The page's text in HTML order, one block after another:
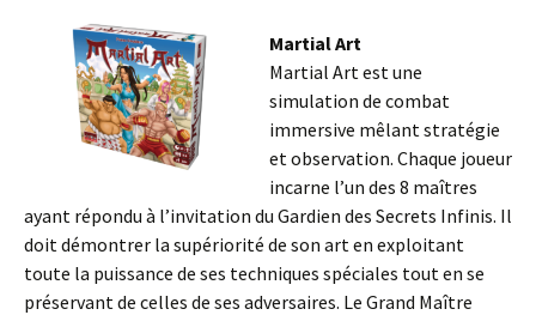
Martial Art
Martial Art est une
simulation de combat
immersive mêlant stratégie
et observation. Chaque joueur
incarne l’un des 8 maîtres
ayant répondu à l’invitation du Gardien des Secrets Infinis. Il
doit démontrer la supériorité de son art en exploitant
toute la puissance de ses techniques spéciales tout en se
préservant de celles de ses adversaires. Le Grand Maître